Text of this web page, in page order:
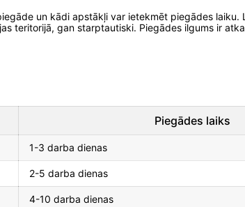
un kādi apstākļi var ietekmēt piegādes laiku.
teritorijā, gan starptautiski. Piegādes ilgums ir
Piegādes laiks
1-3 darba dienas
2-5 darba dienas
4-10 darba dienas